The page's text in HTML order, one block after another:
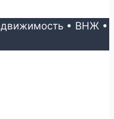
• ВНЖ •